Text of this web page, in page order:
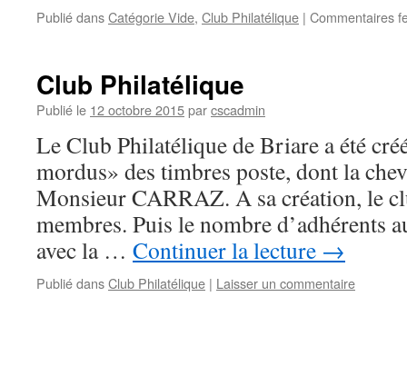
Publié dansCatégorie Vide, Club Philatélique | Commentaires
Club Philatélique
Publié le 12 octobre 2015parcscadmin
Le Club Philatélique de Briare a été
mordus» des timbres poste, dont la
Monsieur CARRAZ. A sa création, le
membres. Puis le nombre d’adhérents
avec la … Continuer la lecture →
Publié dansClub Philatélique | Laisser un commentaire